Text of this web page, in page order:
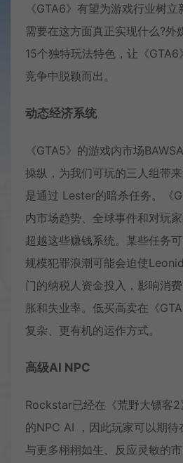
《GTA6》有望为游戏行业树
需要在这方面真正实现什么?
15个独特玩法特色，让《
竞争中脱颖而出。
动态经济系统
《GTA5》的游戏内市场
操纵，为我们可玩的三人组带
是通过 Lester的暗杀任务。《
内市场趋势、全球事件和对玩
超越这些赚钱系统。某些任务
规模犯罪浪潮可能会迫使
门的纳税人资金投入，影响消
胀和失业率。低买高卖在《
复杂、更有机的运作方式。
高级AI NPC
Rockstar已经在《荒野大镖客2
的NPC AI ，因此玩家可以期待
与更多栩栩如生、反应灵敏的